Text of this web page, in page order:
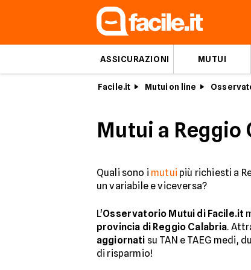
ASSICURAZIONI MUTUI
Facile.it Mutui on line
Mutui a Reggio
Quali sono i mutui più richiesti a
un variabile e viceversa?
L'Osservatorio Mutui di Facile.it
provincia di Reggio Calabria.
aggiornati su TAN e TAEG
di risparmio!